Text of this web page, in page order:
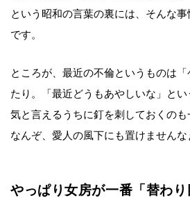
という昭和の言葉の裏には、そんな
です。
ところが、最近の不倫というものは
たり。「最近どうもあやしいな」と
気と言えるうちに釘を刺しておくのも
なんぞ、愛人の風下にも置けませんな
やっぱり女房が一番「替わり